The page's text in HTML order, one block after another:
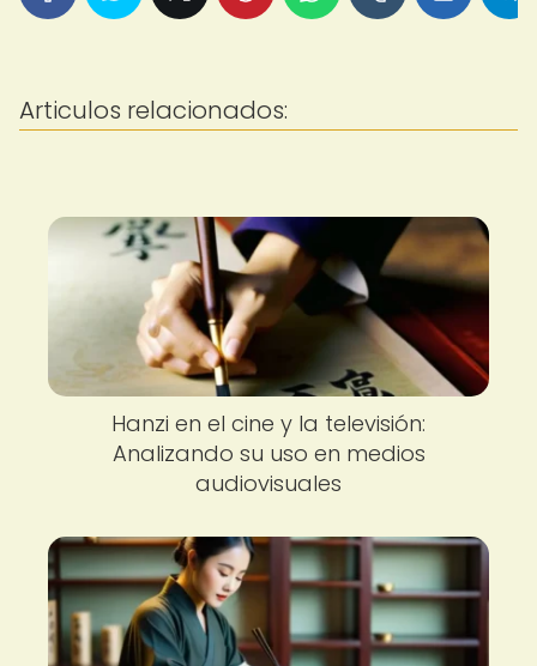
Articulos relacionados:
Hanzi en el cine y la televisión:
Analizando su uso en medios
audiovisuales